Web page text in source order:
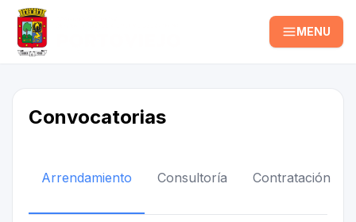
MENU
Convocatorias
Arrendamiento Consultoría Contratación